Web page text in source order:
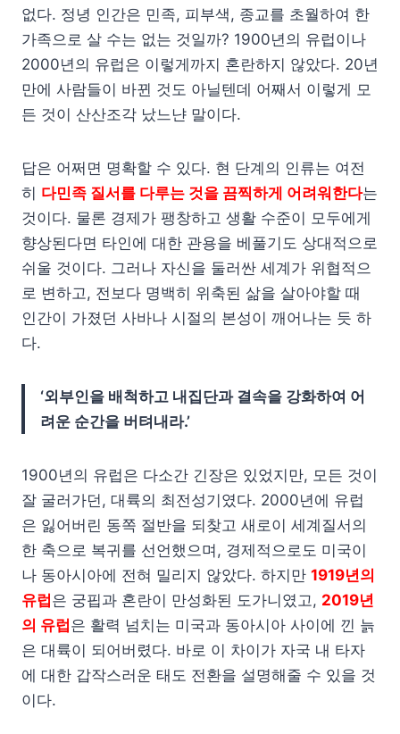
없다. 정녕 인간은 민족, 피부색, 종교를 초월하여 한
가족으로 살 수는 없는 것일까? 1900년의 유럽이나
2000년의 유럽은 이렇게까지 혼란하지 않았다. 20년
만에 사람들이 바뀐 것도 아닐텐데 어째서 이렇게 모
든 것이 산산조각 났느냔 말이다.
답은 어쩌면 명확할 수 있다. 현 단계의 인류는 여전
히 다민족 질서를 다루는 것을 끔찍하게 어려워한다는
것이다. 물론 경제가 팽창하고 생활 수준이 모두에게
향상된다면 타인에 대한 관용을 베풀기도 상대적으로
쉬울 것이다. 그러나 자신을 둘러싼 세계가 위협적으
로 변하고, 전보다 명백히 위축된 삶을 살아야할 때
인간이 가졌던 사바나 시절의 본성이 깨어나는 듯 하
다.
‘외부인을 배척하고 내집단과 결속을 강화하여 어
려운 순간을 버텨내라.’
1900년의 유럽은 다소간 긴장은 있었지만, 모든 것이
잘 굴러가던, 대륙의 최전성기였다. 2000년에 유럽
은 잃어버린 동쪽 절반을 되찾고 새로이 세계질서의
한 축으로 복귀를 선언했으며, 경제적으로도 미국이
나 동아시아에 전혀 밀리지 않았다. 하지만 1919년의
유럽은 궁핍과 혼란이 만성화된 도가니였고, 2019년
의 유럽은 활력 넘치는 미국과 동아시아 사이에 낀 늙
은 대륙이 되어버렸다. 바로 이 차이가 자국 내 타자
에 대한 갑작스러운 태도 전환을 설명해줄 수 있을 것
이다.